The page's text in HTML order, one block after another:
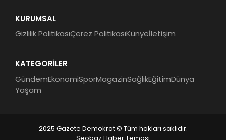
KURUMSAL
Gizlilik PolitikasıÇerez PolitikasıKünyeİletişim
KATEGORİLER
GündemEkonomiSporMagazinSağlıkEğitimDünya
Yaşam
2025 Gazete Demokrat © Tüm hakları saklıdır.